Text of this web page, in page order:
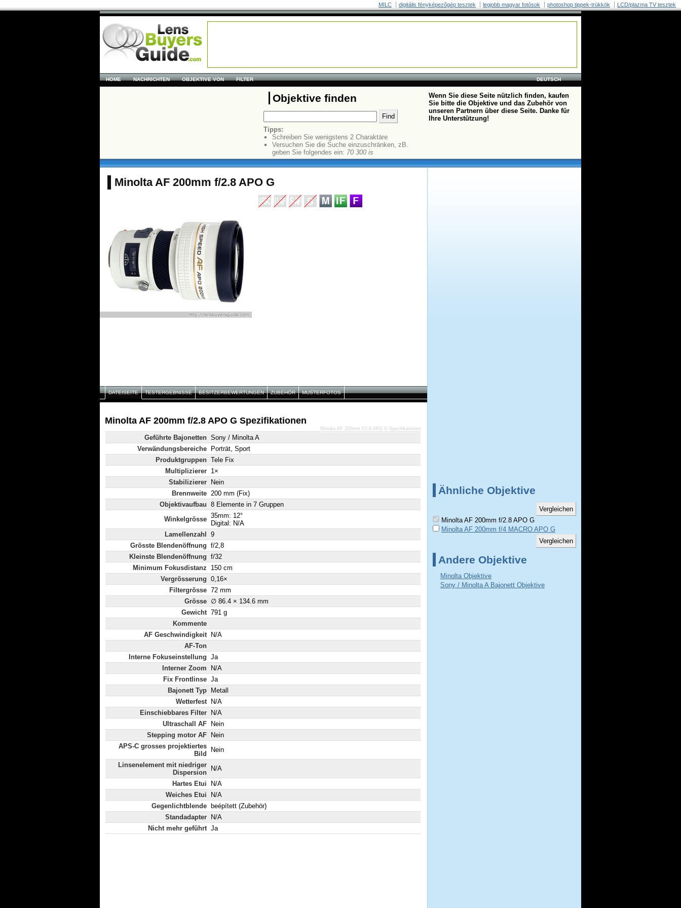
MILC digitális fényképezõgép tesztek legjobb magyar fotósok photoshop tippek-trükkök LCD/plazma TV tesztek
DEUTSCH
HOME NACHRICHTEN OBJEKTIVE VON FILTER
Objektive finden
Tipps:
Schreiben Sie wenigstens 2 Charaktäre
Versuchen Sie die Suche einzuschränken, zB.
geben Sie folgendes ein: 70 300 is
Wenn Sie diese Seite nützlich finden, kaufen
Sie bitte die Objektive und das Zubehör von
unseren Partnern über diese Seite. Danke für
Ihre Unterstützung!
Minolta AF 200mm f/2.8 APO G
DATEISEITE TESTERGEBNISSE BESITZERBEWERTUNGEN ZUBEHÖR MUSTERFOTOS
Minolta AF 200mm f/2.8 APO G Spezifikationen
Geführte Bajonetten Sony / Minolta A
Verwändungsbereiche
Porträt, Sport
Produktgruppen Tele Fix
Multiplizierer 1×
Stabilizierer
Nein
Brennweite 200 mm (Fix)
Objektivaufbau 8 Elemente in 7 Gruppen
Winkelgrösse 35mm: 12°
Digital: N/A
Lamellenzahl
9
Grösste Blendenöffnung f/2,8
Kleinste Blendenöffnung f/32
Minimum Fokusdistanz
150 cm
Vergrösserung 0,16×
Filtergrösse 72 mm
Grösse ∅ 86.4 × 134.6 mm
Gewicht 791 g
Kommente
AF Geschwindigkeit
N/A
AF-Ton
Interne Fokuseinstellung Ja
Interner Zoom
N/A
Fix Frontlinse Ja
Bajonett Typ
Metall
Wetterfest
N/A
Einschiebbares Filter
N/A
Ultraschall AF
Nein
Stepping motor AF
Nein
APS-C grosses projektiertes
Bild
Nein
Linsenelement mit niedriger
Dispersion
N/A
Hartes Etui
N/A
Weiches Etui
N/A
Gegenlichtblende
beépített (Zubehör)
Standadapter
N/A
Nicht mehr geführt Ja
Minolta AF 200mm f/2.8 APO G Spezifikationen
Ähnliche Objektive
Minolta AF 200mm f/2.8 APO G
Minolta AF 200mm f/4 MACRO APO G
Andere Objektive
Minolta Objektive
Sony / Minolta A Bajonett Objektive